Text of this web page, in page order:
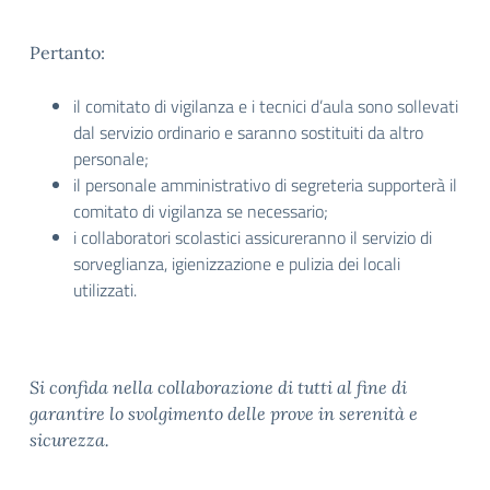
Pertanto:
il comitato di vigilanza e i tecnici d’aula sono sollevati
dal servizio ordinario e saranno sostituiti da altro
personale;
il personale amministrativo di segreteria supporterà il
comitato di vigilanza se necessario;
i collaboratori scolastici assicureranno il servizio di
sorveglianza, igienizzazione e pulizia dei locali
utilizzati.
Si confida nella collaborazione di tutti al fine di
garantire lo svolgimento delle prove in serenità e
sicurezza.